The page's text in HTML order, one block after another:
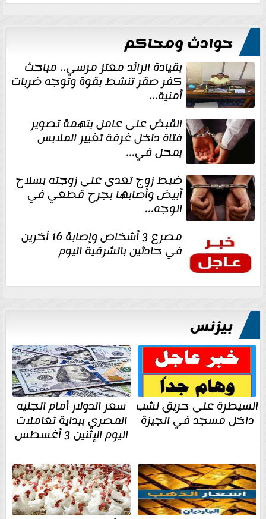
حوادث ومحاكم
بقيادة الرائد معتز مرسي.. مباحث
كفر صقر تنشط بقوة وتوجه ضربات
أمنية...
القبض على عامل بتهمة تصوير
فتاة داخل غرفة تغيير الملابس
بمحل في...
ضبط زوج تعدى على زوجته بسلاح
أبيض وأصابها بجرح قطعي في
الوجه...
مصرع 3 أشخاص وإصابة 16 آخرين
في حادثين بالشرقية اليوم
بيزنس
السيطرة على حريق نشب
داخل مسجد في الجيزة
سعر الدولار أمام الجنيه
المصري ببداية تعاملات
اليوم الإثنين 3 أغسطس